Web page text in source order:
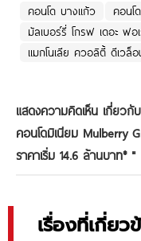
คอนโด บางแก้ว
คอนโ
มัลเบอร์รี่ โกรฟ เดอะ ฟอ
แมกโนเลีย ควอลิตี้ ดีเวล็อ
แสดงความคิดเห็น เกี่ยวกั
คอนโดมิเนียม Mulberry
ราคาเริ่ม 14.6 ล้านบาท*"
เรื่องที่เกี่ยว